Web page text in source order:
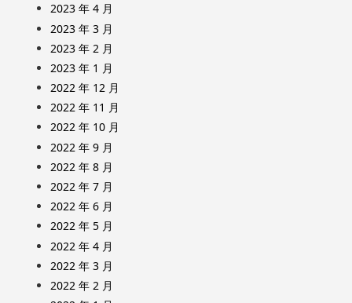
2023 年 4 月
2023 年 3 月
2023 年 2 月
2023 年 1 月
2022 年 12 月
2022 年 11 月
2022 年 10 月
2022 年 9 月
2022 年 8 月
2022 年 7 月
2022 年 6 月
2022 年 5 月
2022 年 4 月
2022 年 3 月
2022 年 2 月